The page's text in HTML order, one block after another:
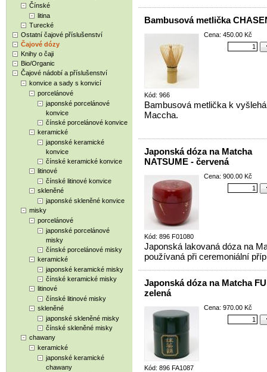
Čínské
litina
Turecké
Ostatní čajové příslušenství
Čajové dózy
Knihy o čaji
Bio/Organic
Čajové nádobí a příslušenství
konvice a sady s konvicí
porcelánové
japonské porcelánové
konvice
čínské porcelánové konvice
keramické
japonské keramické
konvice
čínské keramické konvice
litinové
čínské litinové konvice
skleněné
japonské skleněné konvice
misky
porcelánové
japonské porcelánové
misky
čínské porcelánové misky
keramické
japonské keramické misky
čínské keramické misky
litinové
čínské litinové misky
skleněné
japonské skleněné misky
čínské skleněné misky
chawany
keramické
japonské keramické
chawany
Bambusová metlička
Kód: 966
Cena: 450.00 Kč
Bambusová metlička k
Maccha.
Japonská dóza na Matcha
NATSUME - červená
Kód: 896 F01080
Cena: 900.00 Kč
Japonská lakovaná dóza na
používaná při ceremoniální
Japonská dóza na Matcha
zelená
Kód: 896 FA1087
Cena: 970.00 Kč